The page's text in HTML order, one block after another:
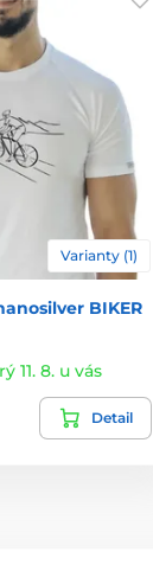
Varianty (1)
BIKER
11. 8. u vás
Detail